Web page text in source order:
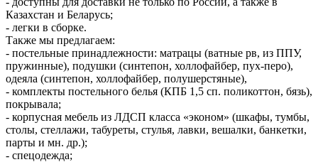
Казахстан и Беларусь;
- легки в сборке.
Также мы предлагаем:
- постельные принадлежности: матрацы (ватные рв, из ППУ,
пружинные), подушки (синтепон, холлофайбер, пух-перо),
одеяла (синтепон, холлофайбер, полушерстяные),
- комплекты постельного белья (КПБ 1,5 сп. поликоттон, бязь),
покрывала;
- корпусная мебель из ЛДСП класса «эконом» (шкафы, тумбы,
столы, стеллажи, табуреты, стулья, лавки, вешалки, банкетки,
парты и мн. др.);
- спецодежда;